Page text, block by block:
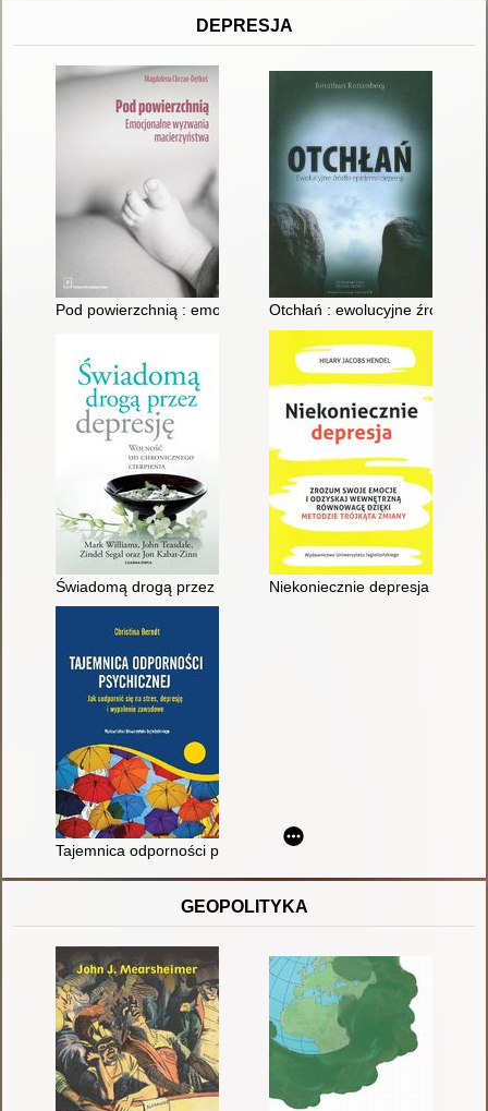
DEPRESJA
Pod powierzchnią : emocjonalne wyzwania macierzyństwa
Otchłań : ewolucyjne źródła
Świadomą drogą przez depresję : wolność od chronicznego
Niekoniecznie depresja :
Tajemnica odporności psychicznej : jak uodpornić się na
GEOPOLITYKA